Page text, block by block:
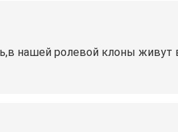
нашей ролевой клоны